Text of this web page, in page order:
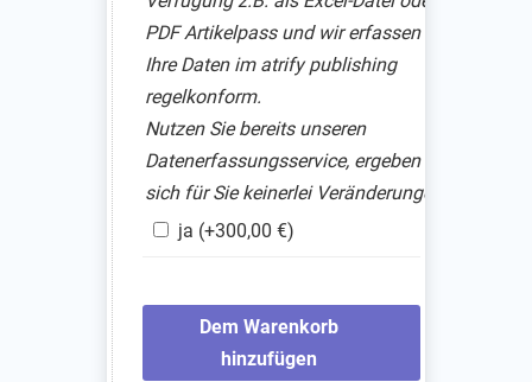
PDF Artikelpass und wir erfassen
Ihre Daten im atrify publishing
regelkonform.
Nutzen Sie bereits unseren
Datenerfassungsservice, ergeben
sich für Sie keinerlei Veränderungen.
ja (+300,00€)
Dem Warenkorb
hinzufügen